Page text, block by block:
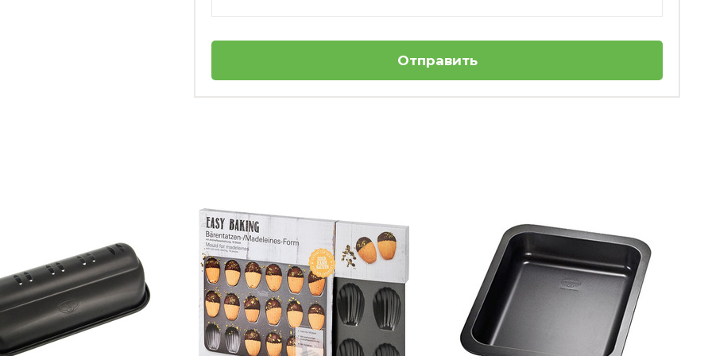
Отправить
Разъемная форма для выпечки Ø 28 см La
Forme Plus Kaiser
Нет в наличии
1
Разъемная форма для выпечки
квадратная 24 x 24 см La Forme Plus Kaiser
Нет в наличии
La Forme Plus
Форма для выпечки
Листовая сталь
в форме?